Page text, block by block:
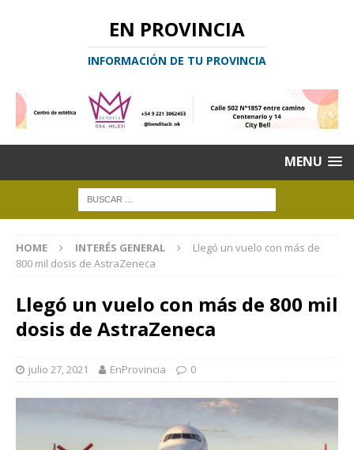
EN PROVINCIA
INFORMACIÓN DE TU PROVINCIA
MENU
HOME INTERÉS GENERAL
Llegó un vuelo con más de
800 mil dosis de AstraZeneca
Llegó un vuelo con más de 800 mil
dosis de AstraZeneca
julio 27, 2021 EnProvincia 0